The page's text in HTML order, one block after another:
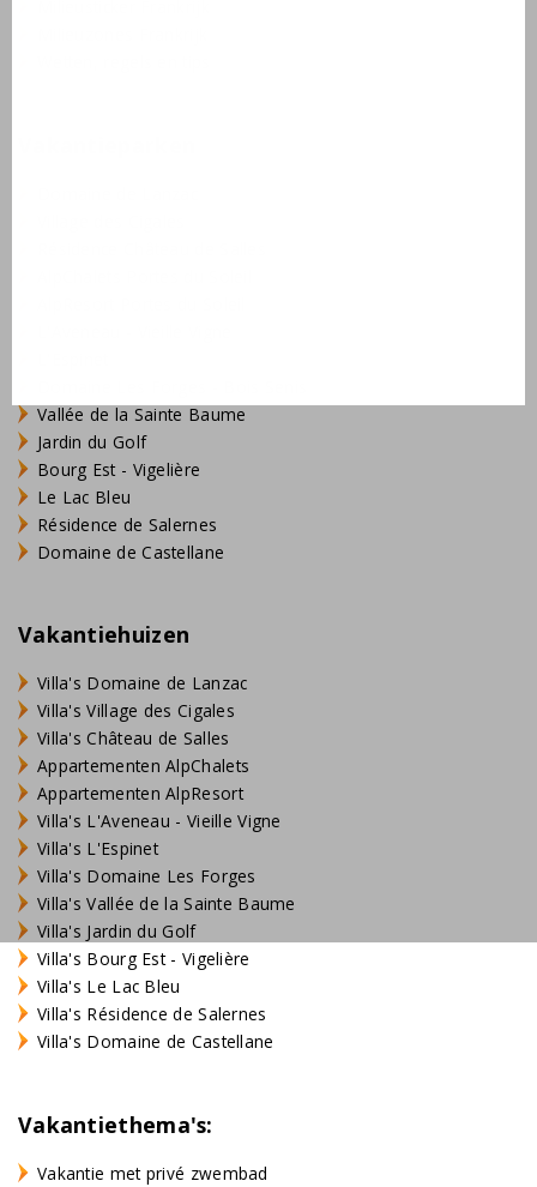
Vallée de la Sainte Baume
Jardin du Golf
Bourg Est - Vigelière
Le Lac Bleu
Résidence de Salernes
Domaine de Castellane
Vakantiehuizen
Villa's Domaine de Lanzac
Villa's Village des Cigales
Villa's Château de Salles
Appartementen AlpChalets
Appartementen AlpResort
Villa's L'Aveneau - Vieille Vigne
Villa's L'Espinet
Villa's Domaine Les Forges
Villa's Vallée de la Sainte Baume
Villa's Jardin du Golf
Villa's Bourg Est - Vigelière
Villa's Le Lac Bleu
Villa's Résidence de Salernes
Villa's Domaine de Castellane
Vakantiethema's:
Vakantie met privé zwembad